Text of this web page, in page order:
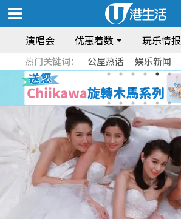
演唱会 优惠着数 玩乐情报
热门关键词： 公屋热话 娱乐新闻